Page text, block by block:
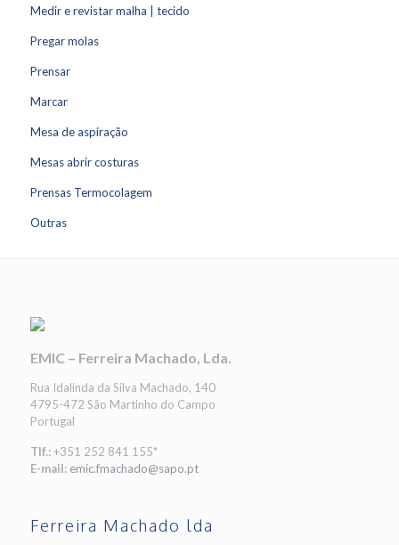
Medir e revistar malha | tecido
Pregar molas
Prensar
Marcar
Mesa de aspiração
Mesas abrir costuras
Prensas Termocolagem
Outras
EMIC – Ferreira Machado, Lda.
Rua Idalinda da Silva Machado, 140
4795-472 São Martinho do Campo
Portugal
Tlf.:+351 252 841 155*
E-mail:emic.fmachado@sapo.pt
Ferreira Machado lda